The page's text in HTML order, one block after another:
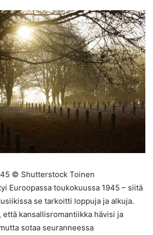
© Shutterstock Toinen
Euroopassa toukokuussa 1945 – siitä
se tarkoitti loppuja ja alkuja.
kansallisromantiikka hävisi ja
sotaa seuranneessa